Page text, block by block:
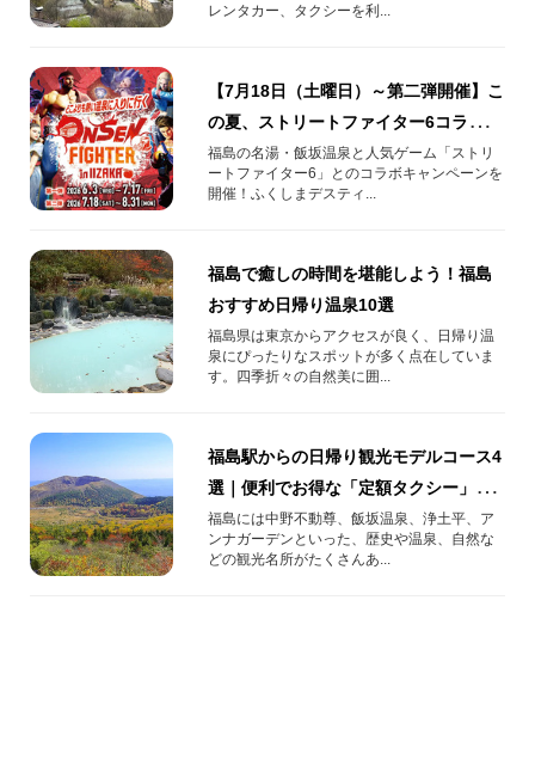
レンタカー、タクシーを利...
【7月18日（土曜日）～第二弾開催】こ
の夏、ストリートファイター6コラボで
飯坂温泉がもっと熱くなる！
福島の名湯・飯坂温泉と人気ゲーム「ストリ
ートファイター6」とのコラボキャンペーンを
開催！ふくしまデスティ...
福島で癒しの時間を堪能しよう！福島
おすすめ日帰り温泉10選
福島県は東京からアクセスが良く、日帰り温
泉にぴったりなスポットが多く点在していま
す。四季折々の自然美に囲...
福島駅からの日帰り観光モデルコース4
選｜便利でお得な「定額タクシー」を
グループでご利用ください
福島には中野不動尊、飯坂温泉、浄土平、ア
ンナガーデンといった、歴史や温泉、自然な
どの観光名所がたくさんあ...